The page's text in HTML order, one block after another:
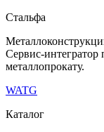
Стальфа
Сервис-интегратор
металлопрокату.
WATG
Каталог